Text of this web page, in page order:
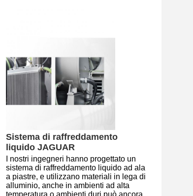
Sistema di raffreddamento
liquido JAGUAR
I nostri ingegneri hanno progettato un
sistema di raffreddamento liquido ad ala
a piastre, e utilizzano materiali in lega di
alluminio, anche in ambienti ad alta